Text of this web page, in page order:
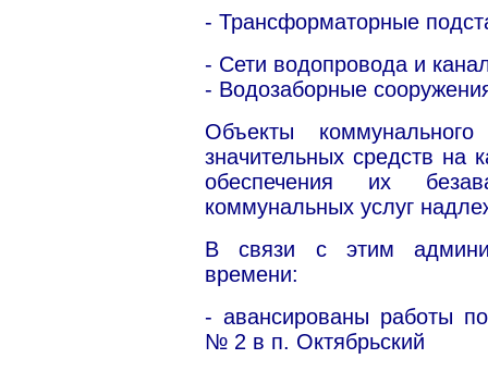
- Трансформаторные
- Сети водопровода и
- Водозаборные
Объекты
значительных средств на
обеспечения их
коммунальных услуг
В связи с этим
времени:
- авансированы работы
№ 2 в п. Октябрьский